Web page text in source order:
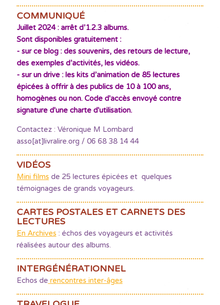
COMMUNIQUÉ
Juillet 2024 : arrêt d’1.2.3 albums.
Sont disponibles gratuitement :
- sur ce blog : des souvenirs, des retours de lecture,
des exemples d’activités, les vidéos.
- sur un drive : les kits d’animation de 85 lectures
épicées à offrir à des publics de 10 à 100 ans,
homogènes ou non. Code d'accès envoyé contre
signature d'une charte d'utilisation.
Contactez : Véronique M Lombard
asso[at]livralire.org / 06 68 38 14 44
VIDÉOS
Mini films de 25 lectures épicées et quelques
témoignages de grands voyageurs.
CARTES POSTALES ET CARNETS DES
LECTURES
En Archives : échos des voyageurs et activités
réalisées autour des albums.
INTERGÉNÉRATIONNEL
Echos de rencontres inter-âges